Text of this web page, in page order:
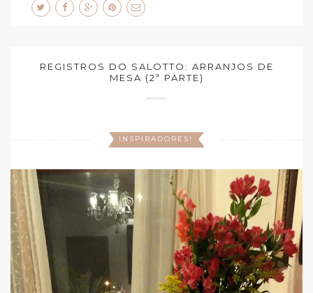
REGISTROS DO SALOTTO: ARRANJOS DE
MESA (2ª PARTE)
INSPIRADORES!